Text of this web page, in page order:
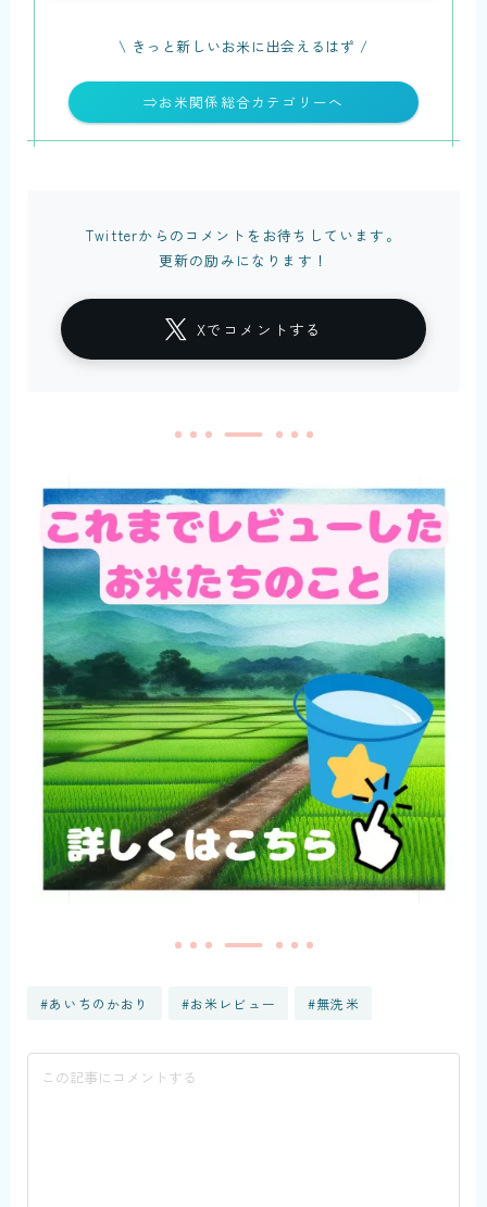
\ きっと新しいお米に出会えるはず /
⇒お米関係総合カテゴリーへ
Twitterからのコメントをお待ちしています。
更新の励みになります！
Xでコメントする
#あいちのかおり #お米レビュー #無洗米